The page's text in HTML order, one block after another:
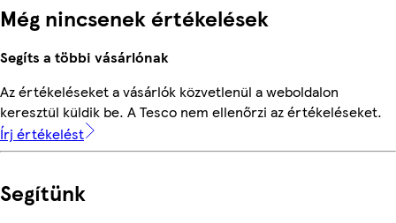
Még nincsenek értékelések
Segíts a többi vásárlónak
Az értékeléseket a vásárlók közvetlenül a weboldalon
keresztül küldik be. A Tesco nem ellenőrzi az értékeléseket.
Írj értékelést
Segítünk